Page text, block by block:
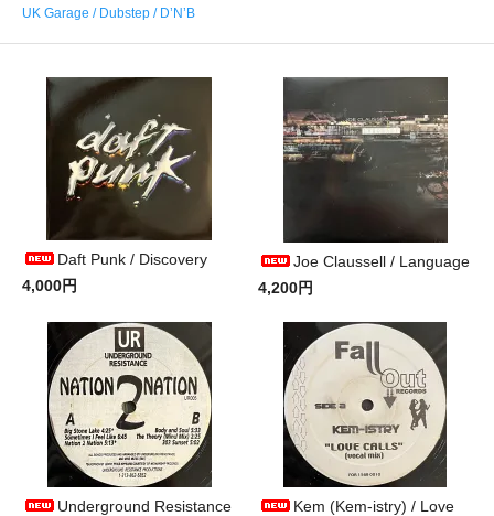
UK Garage / Dubstep / D’N’B
Daft Punk / Discovery
4,000円
Joe Claussell / Language
4,200円
Underground Resistance
Kem (Kem-istry) / Love